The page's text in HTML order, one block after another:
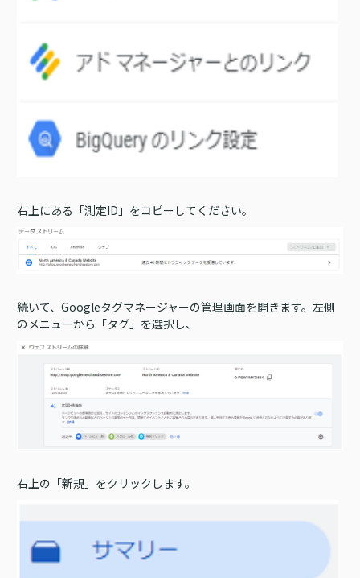
右上にある「測定ID」をコピーしてください。
続いて、Googleタグマネージャーの管理画面を開きます。左側
のメニューから「タグ」を選択し、
右上の「新規」をクリックします。